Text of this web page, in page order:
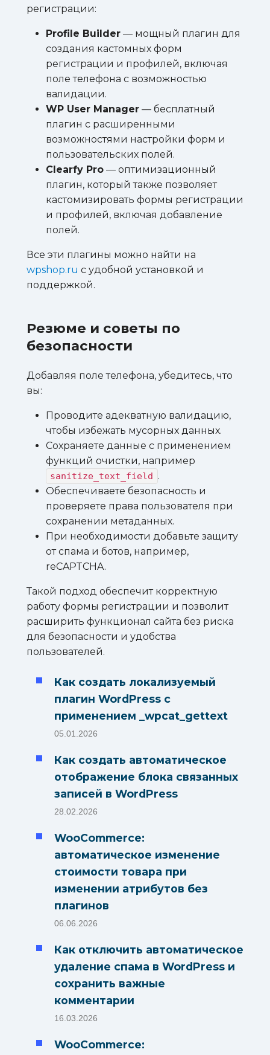
регистрации:
Profile Builder — мощный плагин для
создания кастомных форм
регистрации и профилей, включая
поле телефона с возможностью
валидации.
WP User Manager — бесплатный
плагин с расширенными
возможностями настройки форм и
пользовательских полей.
Clearfy Pro — оптимизационный
плагин, который также позволяет
кастомизировать формы регистрации
и профилей, включая добавление
полей.
Все эти плагины можно найти на
wpshop.ru с удобной установкой и
поддержкой.
Резюме и советы по
безопасности
Добавляя поле телефона, убедитесь, что
вы:
Проводите адекватную валидацию,
чтобы избежать мусорных данных.
Сохраняете данные с применением
функций очистки, например
sanitize_text_field .
Обеспечиваете безопасность и
проверяете права пользователя при
сохранении метаданных.
При необходимости добавьте защиту
от спама и ботов, например,
reCAPTCHA.
Такой подход обеспечит корректную
работу формы регистрации и позволит
расширить функционал сайта без риска
для безопасности и удобства
пользователей.
Как создать локализуемый
плагин WordPress с
применением _wpcat_gettext
05.01.2026
Как создать автоматическое
отображение блока связанных
записей в WordPress
28.02.2026
WooCommerce:
автоматическое изменение
стоимости товара при
изменении атрибутов без
плагинов
06.06.2026
Как отключить автоматическое
удаление спама в WordPress и
сохранить важные
комментарии
16.03.2026
WooCommerce: